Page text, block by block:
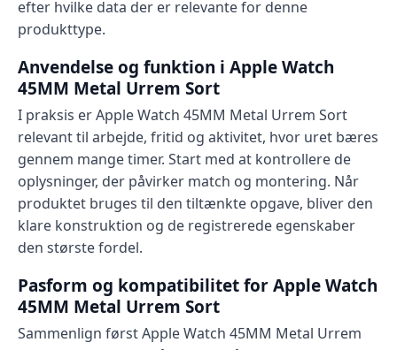
efter hvilke data der er relevante for denne
produkttype.
Anvendelse og funktion i Apple Watch
45MM Metal Urrem Sort
I praksis er Apple Watch 45MM Metal Urrem Sort
relevant til arbejde, fritid og aktivitet, hvor uret bæres
gennem mange timer. Start med at kontrollere de
oplysninger, der påvirker match og montering. Når
produktet bruges til den tiltænkte opgave, bliver den
klare konstruktion og de registrerede egenskaber
den største fordel.
Pasform og kompatibilitet for Apple Watch
45MM Metal Urrem Sort
Sammenlign først Apple Watch 45MM Metal Urrem